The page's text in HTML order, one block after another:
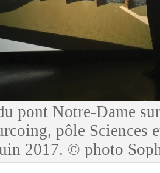
pont Notre-Dame
pôle Sciences
2017. © photo